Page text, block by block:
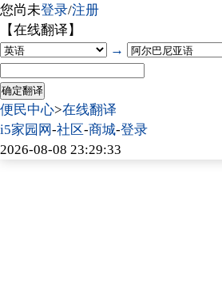
您尚未登录/注册
【在线翻译】
→
便民中心>在线翻译
i5家园网-社区-商城-登录
2026-08-08 23:29:33